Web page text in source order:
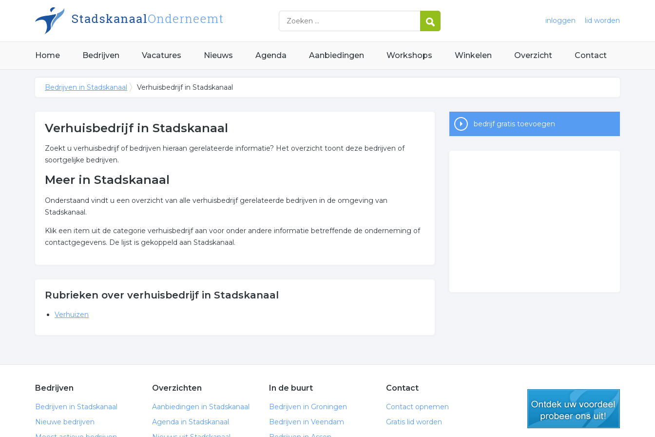
inloggen lid worden
Home Bedrijven Vacatures Nieuws Agenda Aanbiedingen Workshops Winkelen Overzicht Contact
Bedrijven in Stadskanaal Verhuisbedrijf in Stadskanaal
Verhuisbedrijf in Stadskanaal
Zoekt u verhuisbedrijf of bedrijven hieraan gerelateerde informatie? Het overzicht toont deze bedrijven of
soortgelijke bedrijven.
Meer in Stadskanaal
Onderstaand vindt u een overzicht van alle verhuisbedrijf gerelateerde bedrijven in de omgeving van
Stadskanaal.
Klik een item uit de categorie verhuisbedrijf aan voor onder andere informatie betreffende de onderneming of
contactgegevens. De lijst is gekoppeld aan Stadskanaal.
Rubrieken over verhuisbedrijf in Stadskanaal
Verhuizen
bedrijf gratis toevoegen
Bedrijven
Bedrijven in Stadskanaal
Nieuwe bedrijven
Overzichten
Aanbiedingen in Stadskanaal
Agenda in Stadskanaal
In de buurt
Bedrijven in Groningen
Bedrijven in Veendam
Contact
Contact opnemen
Gratis lid worden